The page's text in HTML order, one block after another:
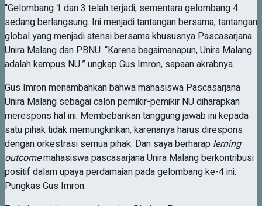
“Gelombang 1 dan 3 telah terjadi, sementara gelombang 4
sedang berlangsung. Ini menjadi tantangan bersama, tantangan
global yang menjadi atensi bersama khususnya Pascasarjana
Unira Malang dan PBNU. “Karena bagaimanapun, Unira Malang
adalah kampus NU.” ungkap Gus Imron, sapaan akrabnya.
Gus Imron menambahkan bahwa mahasiswa Pascasarjana
Unira Malang sebagai calon pemikir-pemikir NU diharapkan
merespons hal ini. Membebankan tanggung jawab ini kepada
satu pihak tidak memungkinkan, karenanya harus direspons
dengan orkestrasi semua pihak. Dan saya berharap lerning
outcomemahasiswa pascasarjana Unira Malang berkontribusi
positif dalam upaya perdamaian pada gelombang ke-4 ini.
Pungkas Gus Imron.